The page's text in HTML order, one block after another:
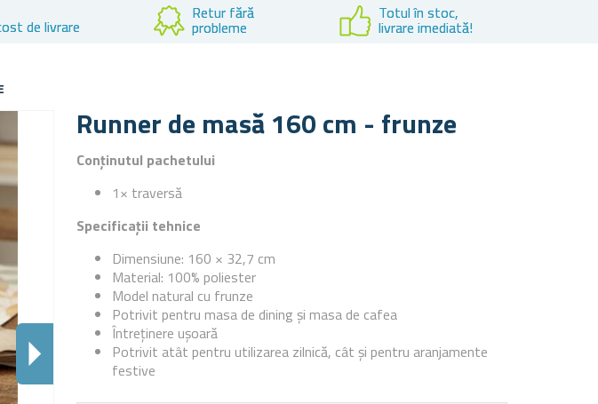
de livrare
Retur fără
probleme
Totul în stoc,
livrare imediată!
Runner de masă 160 cm - frunze
Conținutul pachetului
1× traversă
Specificații tehnice
Dimensiune: 160 × 32,7 cm
Material: 100% poliester
Model natural cu frunze
Potrivit pentru masa de dining și masa de cafea
Întreținere ușoară
Potrivit atât pentru utilizarea zilnică, cât și pentru aranjamente
festive